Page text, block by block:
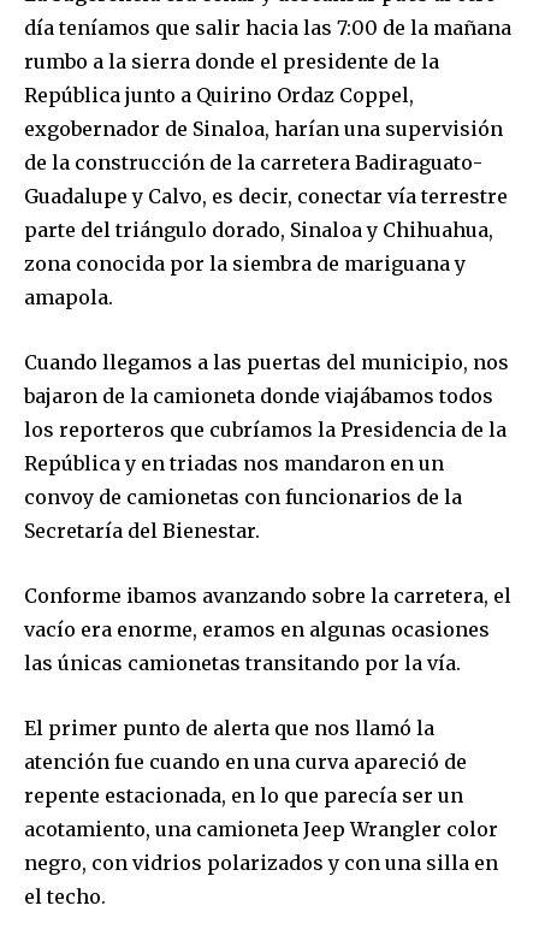
día teníamos que salir hacia las 7:00 de la mañana
rumbo a la sierra donde el presidente de la
República junto a Quirino Ordaz Coppel,
exgobernador de Sinaloa, harían una supervisión
de la construcción de la carretera Badiraguato-
Guadalupe y Calvo, es decir, conectar vía terrestre
parte del triángulo dorado, Sinaloa y Chihuahua,
zona conocida por la siembra de mariguana y
amapola.
Cuando llegamos a las puertas del municipio, nos
bajaron de la camioneta donde viajábamos todos
los reporteros que cubríamos la Presidencia de la
República y en triadas nos mandaron en un
convoy de camionetas con funcionarios de la
Secretaría del Bienestar.
Conforme ibamos avanzando sobre la carretera, el
vacío era enorme, eramos en algunas ocasiones
las únicas camionetas transitando por la vía.
El primer punto de alerta que nos llamó la
atención fue cuando en una curva apareció de
repente estacionada, en lo que parecía ser un
acotamiento, una camioneta Jeep Wrangler color
negro, con vidrios polarizados y con una silla en
el techo.